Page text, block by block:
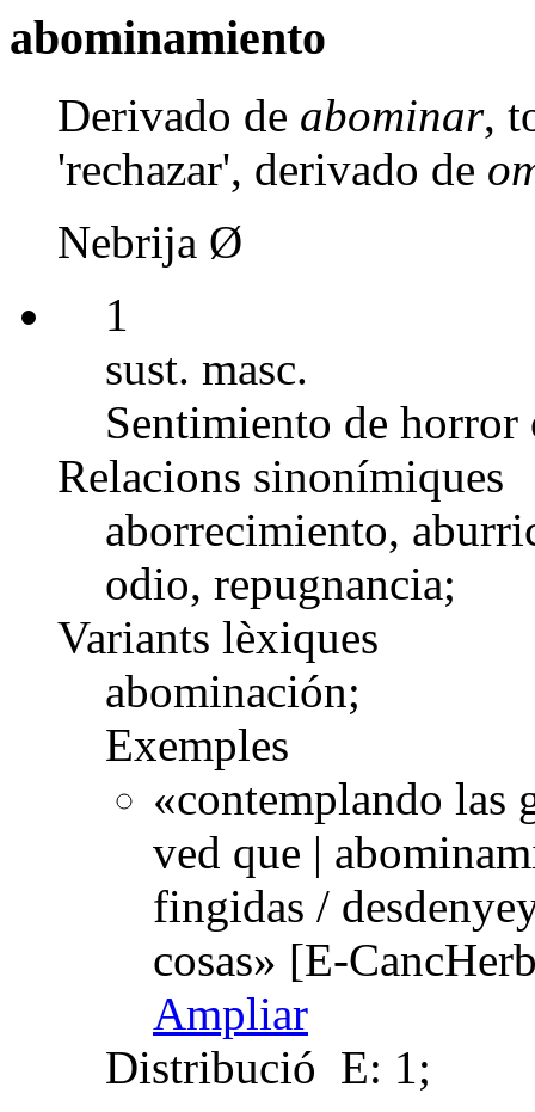
abominamiento
Derivado de abominar,
'rechazar', derivado de
Nebrija Ø
1
sust. masc.
Sentimiento de horror
Relacions sinonímiques
aborrecimiento,
odio, repugnancia;
Variants lèxiques
abominación;
Exemples
«contemplando las
ved que |
fingidas /
cosas» [E-
Ampliar
Distribució E: 1;